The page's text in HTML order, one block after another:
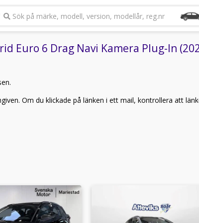
Sök på märke, modell, version, modellår, reg.nr
Euro 6 Drag Navi Kamera Plug-In
Om du klickade på länken i ett mail, kontrollera att